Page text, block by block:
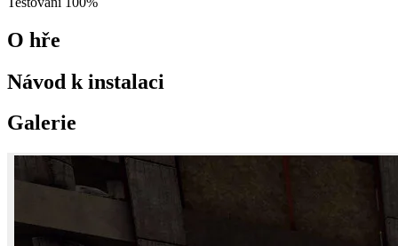
O hře
Návod k instalaci
Galerie